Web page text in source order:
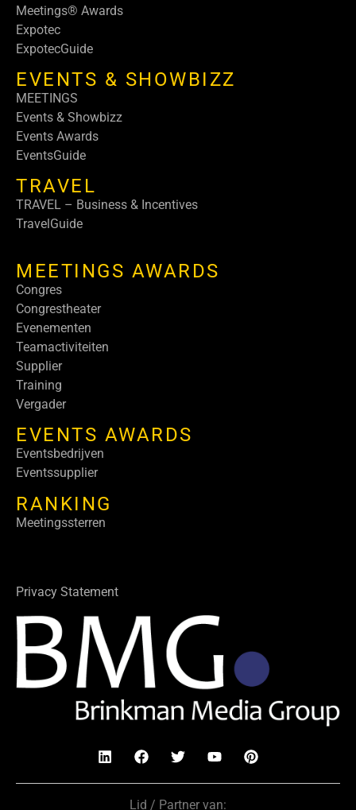
Meetings® Awards
Expotec
ExpotecGuide
EVENTS & SHOWBIZZ
MEETINGS
Events & Showbizz
Events Awards
EventsGuide
TRAVEL
TRAVEL – Business & Incentives
TravelGuide
MEETINGS AWARDS
Congres
Congrestheater
Evenementen
Teamactiviteiten
Supplier
Training
Vergader
EVENTS AWARDS
Eventsbedrijven
Eventssupplier
RANKING
Meetingssterren
Privacy Statement
Lid / Partner van: